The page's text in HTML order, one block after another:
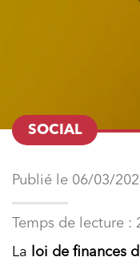
SOCIAL
Publié le 06/03/
Temps de lecture :
La
loi de finances